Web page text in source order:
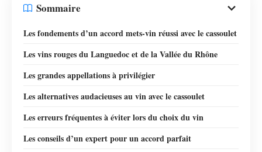
Sommaire
Les fondements d’un accord mets-vin réussi avec le cassoulet
Les vins rouges du Languedoc et de la Vallée du Rhône
Les grandes appellations à privilégier
Les alternatives audacieuses au vin avec le cassoulet
Les erreurs fréquentes à éviter lors du choix du vin
Les conseils d’un expert pour un accord parfait